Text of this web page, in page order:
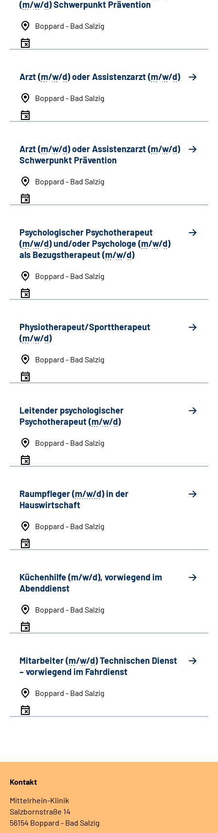
(m/w/d) Schwerpunkt Prävention
Boppard - Bad Salzig
Arzt (m/w/d) oder Assistenzarzt (m/w/d)
Boppard - Bad Salzig
Arzt (m/w/d) oder Assistenzarzt (m/w/d)
Schwerpunkt Prävention
Boppard - Bad Salzig
Psychologischer Psychotherapeut
(m/w/d) und/oder Psychologe (m/w/d)
als Bezugstherapeut (m/w/d)
Boppard - Bad Salzig
Physiotherapeut/Sporttherapeut
(m/w/d)
Boppard - Bad Salzig
Leitender psychologischer
Psychotherapeut (m/w/d)
Boppard - Bad Salzig
Raumpfleger (m/w/d) in der
Hauswirtschaft
Boppard - Bad Salzig
Küchenhilfe (m/w/d), vorwiegend im
Abenddienst
Boppard - Bad Salzig
Mitarbeiter (m/w/d) Technischen Dienst
– vorwiegend im Fahrdienst
Boppard - Bad Salzig
Kontakt
Mittelrhein-Klinik
Salzbornstraße 14
56154 Boppard - Bad Salzig